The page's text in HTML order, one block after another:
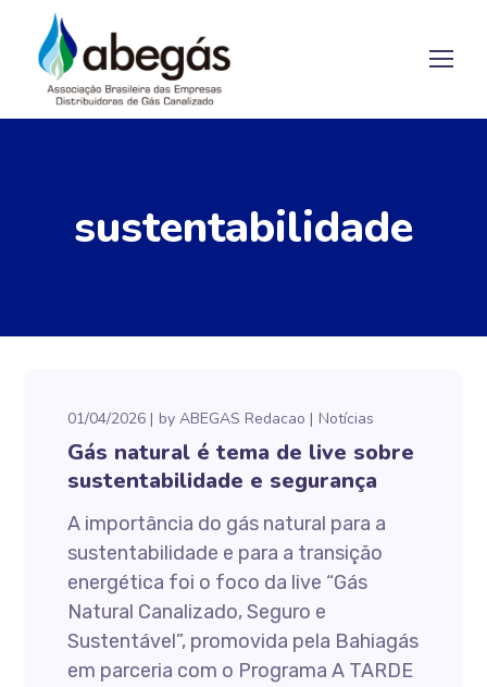
sustentabilidade
01/04/2026 byABEGAS Redacao Notícias
Gás natural é tema de live sobre
sustentabilidade e segurança
A importância do gás natural para a
sustentabilidade e para a transição
energética foi o foco da live “Gás
Natural Canalizado, Seguro e
Sustentável”, promovida pela Bahiagás
em parceria com o Programa A TARDE